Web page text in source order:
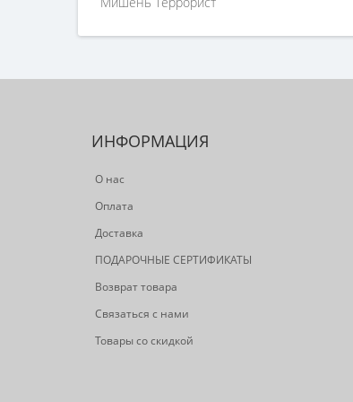
ИНФОРМАЦИЯ
О нас
Оплата
Доставка
ПОДАРОЧНЫЕ СЕРТИФИКАТЫ
Возврат товара
Связаться с нами
Товары со скидкой